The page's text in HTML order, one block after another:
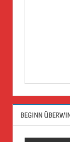
BEGINN